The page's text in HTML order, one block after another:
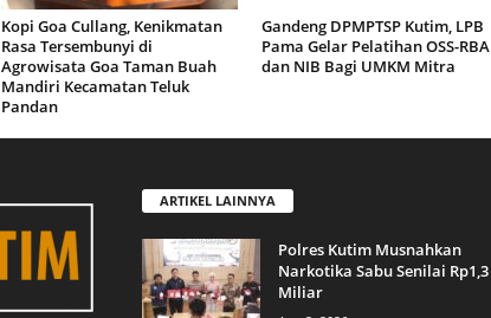
Kopi Goa Cullang, Kenikmatan
Rasa Tersembunyi di
Agrowisata Goa Taman Buah
Mandiri Kecamatan Teluk
Pandan
Gandeng DPMPTSP Kutim, LPB
Pama Gelar Pelatihan OSS-RBA
dan NIB Bagi UMKM Mitra
ARTIKEL LAINNYA
Polres Kutim Musnahkan
Narkotika Sabu Senilai Rp1,3
Miliar